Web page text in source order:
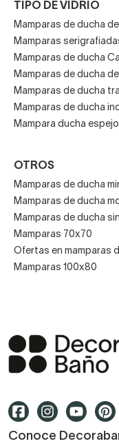
TIPO DE VIDRIO
Mamparas de ducha
Mamparas
Mamparas de ducha
Mamparas de ducha
Mamparas de ducha
Mamparas de ducha
Mampara ducha espejo
OTROS
Mamparas de ducha
Mamparas de ducha
Mamparas de ducha
Mamparas 70x70
Ofertas en mamparas
Mamparas 100x80
Conoce